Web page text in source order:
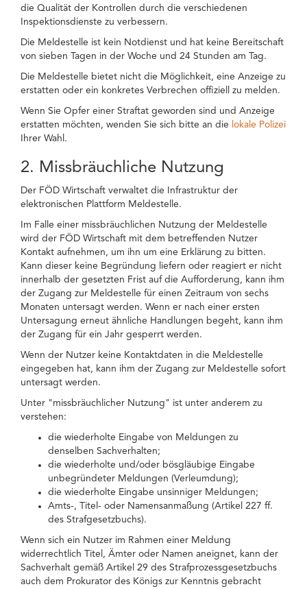
die Qualität der Kontrollen durch die verschiedenen
Inspektionsdienste zu verbessern.
Die Meldestelle ist kein Notdienst und hat keine Bereitschaft
von sieben Tagen in der Woche und 24 Stunden am Tag.
Die Meldestelle bietet nicht die Möglichkeit, eine Anzeige zu
erstatten oder ein konkretes Verbrechen offiziell zu melden.
Wenn Sie Opfer einer Straftat geworden sind und Anzeige
erstatten möchten, wenden Sie sich bitte an die lokale Polizei
Ihrer Wahl.
2. Missbräuchliche Nutzung
Der FÖD Wirtschaft verwaltet die Infrastruktur der
elektronischen Plattform Meldestelle.
Im Falle einer missbräuchlichen Nutzung der Meldestelle
wird der FÖD Wirtschaft mit dem betreffenden Nutzer
Kontakt aufnehmen, um ihn um eine Erklärung zu bitten.
Kann dieser keine Begründung liefern oder reagiert er nicht
innerhalb der gesetzten Frist auf die Aufforderung, kann ihm
der Zugang zur Meldestelle für einen Zeitraum von sechs
Monaten untersagt werden. Wenn er nach einer ersten
Untersagung erneut ähnliche Handlungen begeht, kann ihm
der Zugang für ein Jahr gesperrt werden.
Wenn der Nutzer keine Kontaktdaten in die Meldestelle
eingegeben hat, kann ihm der Zugang zur Meldestelle sofort
untersagt werden.
Unter "missbräuchlicher Nutzung" ist unter anderem zu
verstehen:
die wiederholte Eingabe von Meldungen zu
denselben Sachverhalten;
die wiederholte und/oder bösgläubige Eingabe
unbegründeter Meldungen (Verleumdung);
die wiederholte Eingabe unsinniger Meldungen;
Amts-, Titel- oder Namensanmaßung (Artikel 227 ff.
des Strafgesetzbuchs).
Wenn sich ein Nutzer im Rahmen einer Meldung
widerrechtlich Titel, Ämter oder Namen aneignet, kann der
Sachverhalt gemäß Artikel 29 des Strafprozessgesetzbuchs
auch dem Prokurator des Königs zur Kenntnis gebracht